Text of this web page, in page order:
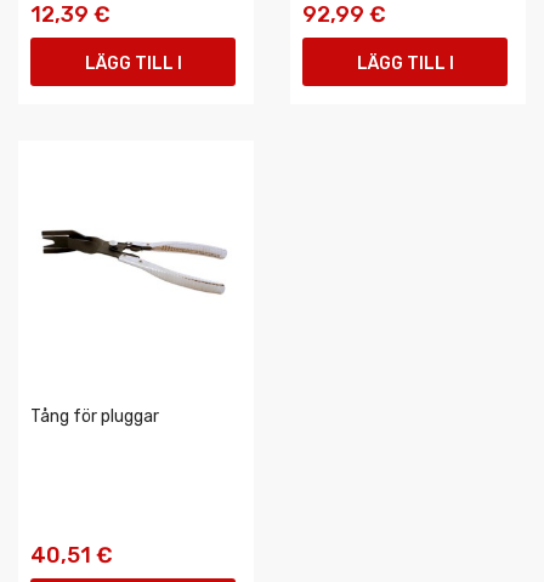
12,39 €
LÄGG TILL I
92,99 €
LÄGG TILL I
Tång för pluggar
40,51 €